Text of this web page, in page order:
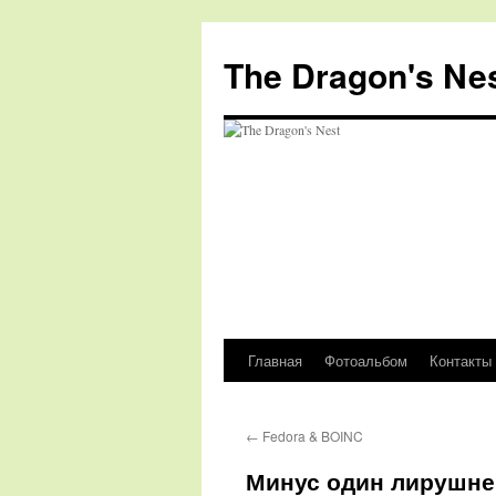
The Dragon's
Перейти
содержимому
Главная Фотоальбом Контакты
← Fedora & BOINC
Минус один